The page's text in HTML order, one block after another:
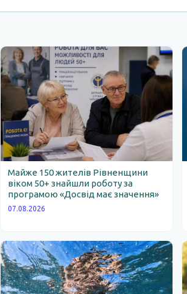
Майже 150 жителів Рівненщини
віком 50+ знайшли роботу за
програмою «Досвід має значення»
07.08.2026